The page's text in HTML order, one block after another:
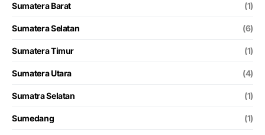
Sumatera Barat (1)
Sumatera Selatan (6)
Sumatera Timur (1)
Sumatera Utara (4)
Sumatra Selatan (1)
Sumedang (1)